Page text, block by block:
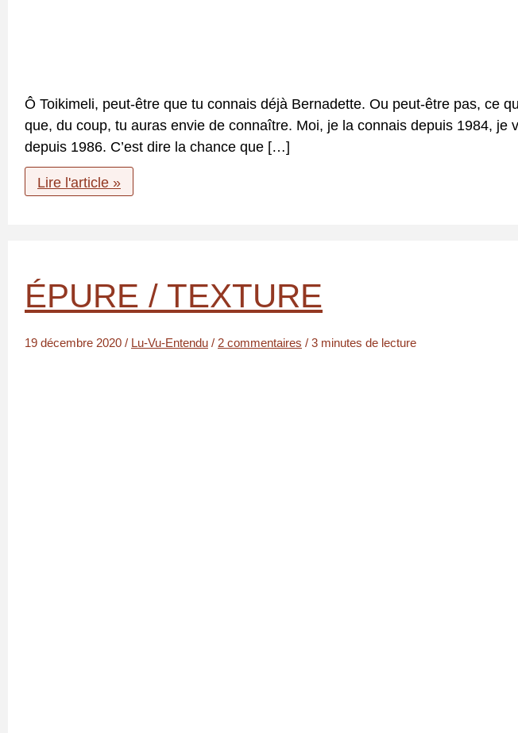
Ô Toikimeli, peut-être que tu connais déjà Bernadette. Ou peut-être pas, ce
que, du coup, tu auras envie de connaître. Moi, je la connais depuis 1984, je
depuis 1986. C’est dire la chance que […]
Bernadette,
ou
Lire l'article »
ÉPURE / TEXTURE
19 décembre 2020 / Lu-Vu-Entendu / 2 commentaires / 3 minutes de lecture